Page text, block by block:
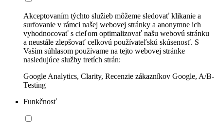
Akceptovaním týchto služieb môžeme sledovať klikanie a
surfovanie v rámci našej webovej stránky a anonymne ich
vyhodnocovať s cieľom optimalizovať našu webovú stránku
a neustále zlepšovať celkovú používateľskú skúsenosť. S
Vaším súhlasom používame na tejto webovej stránke
nasledujúce služby tretích strán:
Google Analytics, Clarity, Recenzie zákazníkov Google, A/B-
Testing
Funkčnosť